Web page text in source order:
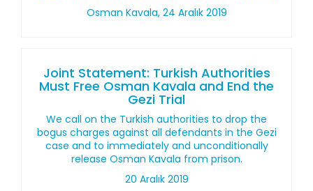
Osman Kavala, 24 Aralık 2019
Joint Statement: Turkish Authorities
Must Free Osman Kavala and End the
Gezi Trial
We call on the Turkish authorities to drop the
bogus charges against all defendants in the Gezi
case and to immediately and unconditionally
release Osman Kavala from prison.
20 Aralık 2019